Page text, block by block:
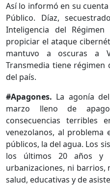
Así lo informó en su cuenta
Público. Díaz,
Inteligencia del
propiciar el ataque
mantuvo a oscuras a
Transmedia tiene
del país.
#Apagones. La agonía
marzo lleno de
consecuencias
venezolanos, al problema
públicos, la del agua. Los
los últimos 20 años y
urbanizaciones, ni barrios,
salud, educativas y de